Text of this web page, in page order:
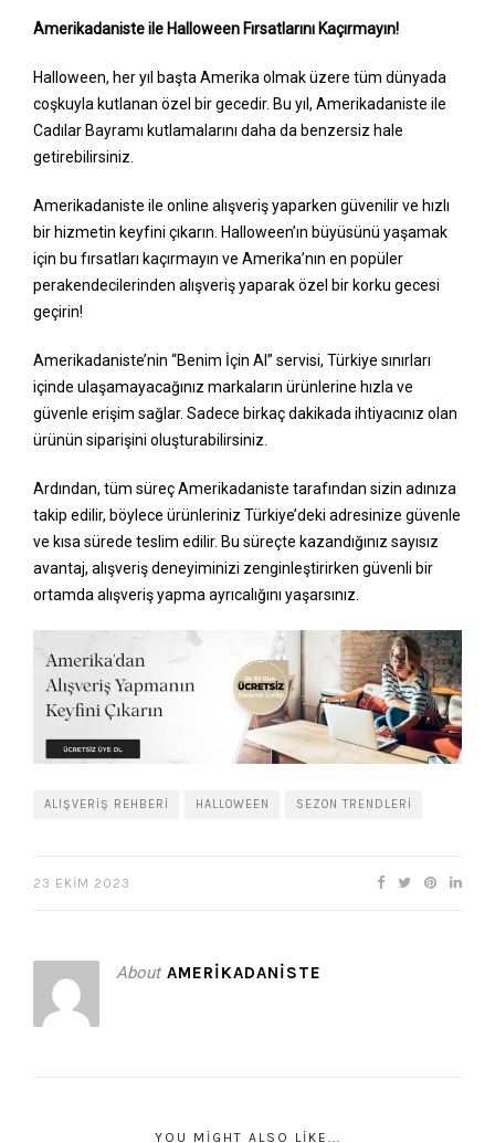
Amerikadaniste ile Halloween Fırsatlarını Kaçırmayın!
Halloween, her yıl başta Amerika olmak üzere tüm dünyada
coşkuyla kutlanan özel bir gecedir. Bu yıl, Amerikadaniste ile
Cadılar Bayramı kutlamalarını daha da benzersiz hale
getirebilirsiniz.
Amerikadaniste ile online alışveriş yaparken güvenilir ve hızlı
bir hizmetin keyfini çıkarın. Halloween’ın büyüsünü yaşamak
için bu fırsatları kaçırmayın ve Amerika’nın en popüler
perakendecilerinden alışveriş yaparak özel bir korku gecesi
geçirin!
Amerikadaniste’nin “Benim İçin Al” servisi, Türkiye sınırları
içinde ulaşamayacağınız markaların ürünlerine hızla ve
güvenle erişim sağlar. Sadece birkaç dakikada ihtiyacınız olan
ürünün siparişini oluşturabilirsiniz.
Ardından, tüm süreç Amerikadaniste tarafından sizin adınıza
takip edilir, böylece ürünleriniz Türkiye’deki adresinize güvenle
ve kısa sürede teslim edilir. Bu süreçte kazandığınız sayısız
avantaj, alışveriş deneyiminizi zenginleştirirken güvenli bir
ortamda alışveriş yapma ayrıcalığını yaşarsınız.
ALIŞVERIŞ REHBERI HALLOWEEN SEZON TRENDLERI
23 EKIM 2023
About AMERIKADANISTE
YOU MIGHT ALSO LIKE...